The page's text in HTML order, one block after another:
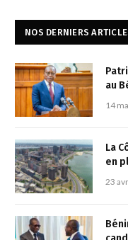
NOS DERNIERS
au
14
La
en
23